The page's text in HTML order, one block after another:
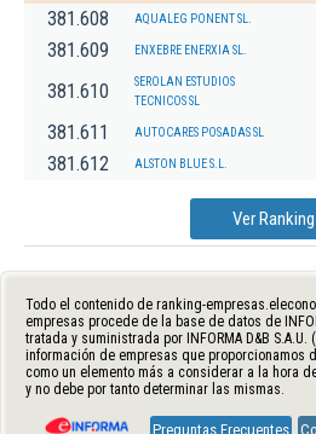
381.608 AQUALEG PONENT SL.
381.609 ENXEBRE ENERXIA SL.
381.610
SEROLAN ESTUDIOS
TECNICOS SL
381.611 AUTOCARES POSADAS SL
381.612 ALSTON BLUE S.L.
Ver
Todo el contenido de ranking-
empresas procede de la base de datos de
tratada y suministrada por INFORMA D&B S.A.U.
información de empresas que proporcionamos
como un elemento más a considerar a la hora
y no debe por tanto determinar las mismas.
Preguntas Frecuentes